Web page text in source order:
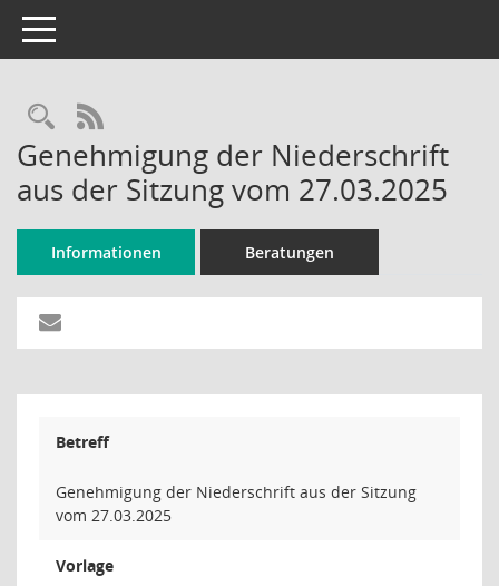
Toggle navigation
Rechercheauswahl
RSS-Feed
Genehmigung der Niederschrift
aus der Sitzung vom 27.03.2025
Informationen Beratungen
Betreff
Genehmigung der Niederschrift aus der Sitzung
vom 27.03.2025
Vorlage